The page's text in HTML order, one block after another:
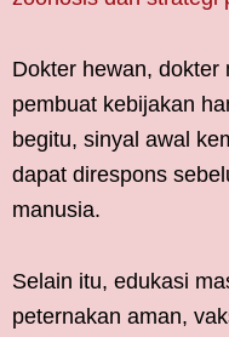
Dokter hewan, dokter
pembuat kebijakan
begitu, sinyal awal
dapat direspons
manusia.
Selain itu, edukasi
peternakan aman,